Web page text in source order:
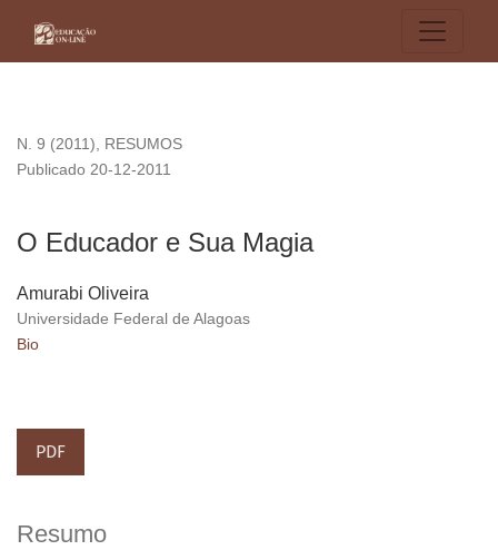
N. 9 (2011), RESUMOS
O Educador e Sua Magia
Publicado 20-12-2011
Amurabi Oliveira
Universidade Federal de Alagoas
Bio
PDF
Resumo